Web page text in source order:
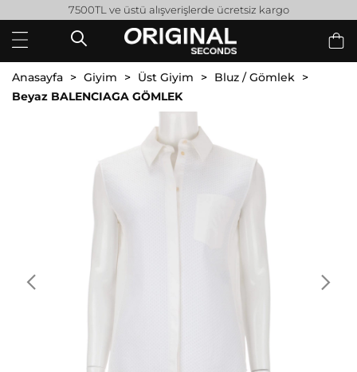
7500TL ve üstü alışverişlerde ücretsiz kargo
Anasayfa Giyim Üst Giyim
Bluz / Gömlek
Beyaz BALENCIAGA GÖMLEK